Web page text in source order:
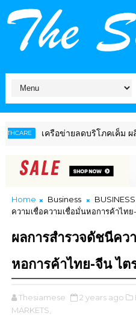
เครือข่ายลดบริโภคเค็ม ผลิตกิจกร
Home Business
ความเชื่อความเชื่อมั่นหอการค้าไทย
ผลการสำรวจดัชนีคว
หอการค้าไทย-จีน ไ
Thesiamese 2 years ago
MARKETS,